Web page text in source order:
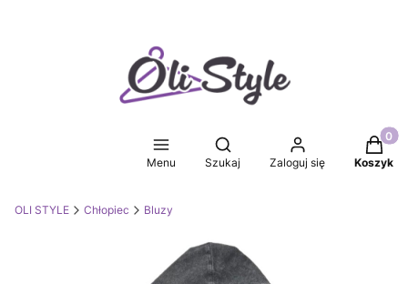
Menu
Otwórz wyszukiwarkę
Szukaj Zaloguj się Koszyk
OLI STYLE Chłopiec Bluzy